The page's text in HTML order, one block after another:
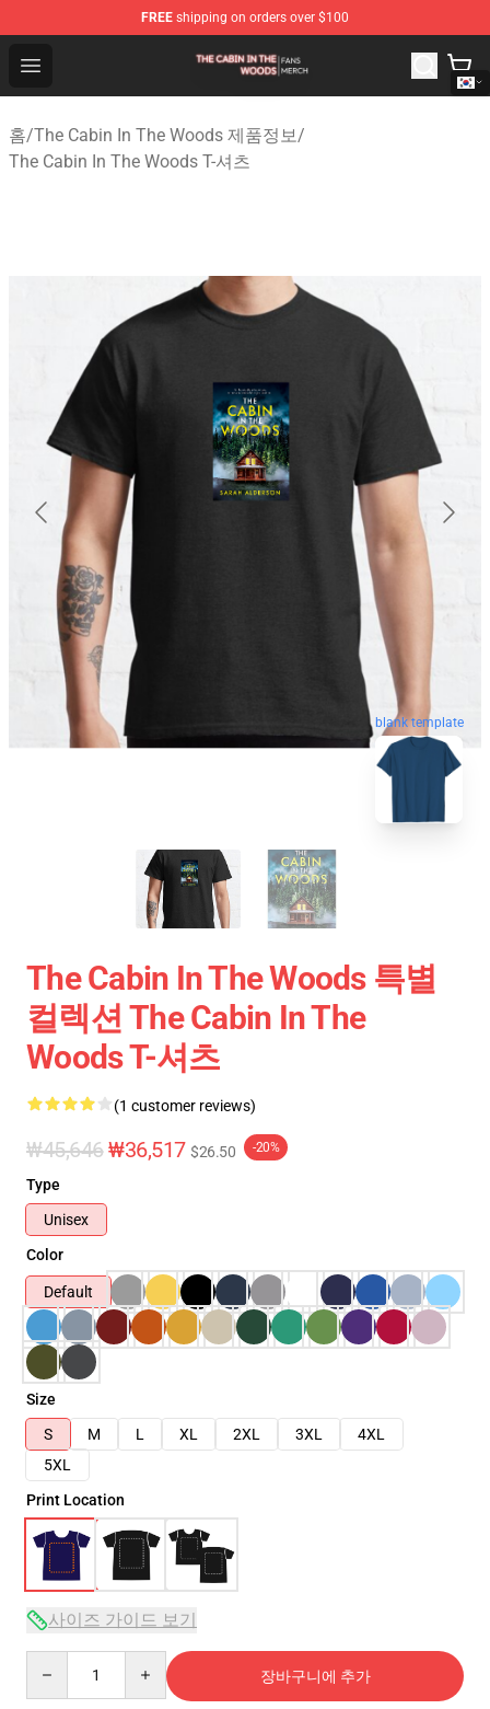
FREE shipping on orders over $100
Open menu
The Cabin In The Woods Shop - Official The Cabin In
홈/The Cabin In The Woods 제품정보/
The Cabin In The Woods T-셔츠
blank template
The Cabin In The Woods 특별
컬렉션 The Cabin In The
Woods T-셔츠
(1 customer reviews)
₩45,646₩36,517 $26.50 -20%
Type
Unisex
Color
Default
Size
S
M L XL 2XL 3XL
4XL
5XL
Print Location
사이즈 가이드 보기
장바구니에 추가